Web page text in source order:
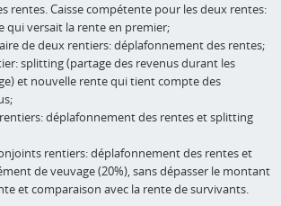
rentes. Caisse compétente pour les deux rentes:
qui versait la rente en premier;
de deux rentiers: déplafonnement des rentes;
splitting (partage des revenus durant les
et nouvelle rente qui tient compte des
déplafonnement des rentes et splitting
rentiers: déplafonnement des rentes et
de veuvage (20%), sans dépasser le montant
et comparaison avec la rente de survivants.